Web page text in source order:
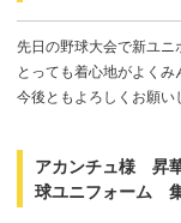
先日の野球大会で新ユニ
とっても着心地がよくみ
今後ともよろしくお願い
アカンチュ様 昇
球ユニフォーム